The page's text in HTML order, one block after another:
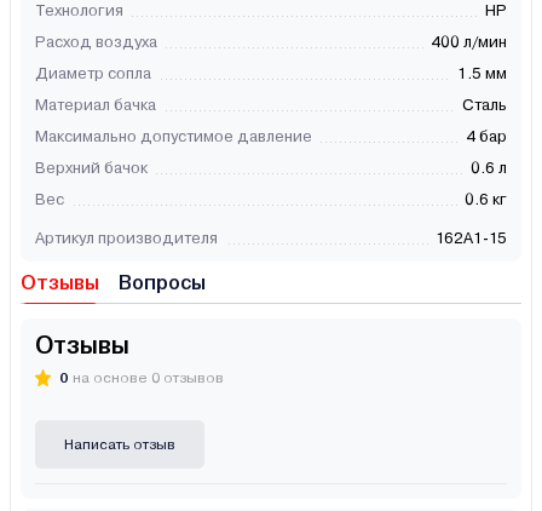
Технология
HP
Расход воздуха
400 л/мин
Диаметр сопла
1.5 мм
Материал бачка
Сталь
Максимально допустимое давление
4 бар
Верхний бачок
0.6 л
Вес
0.6 кг
Артикул производителя 162A1-15
Отзывы Вопросы
Отзывы
0 на основе 0 отзывов
Написать отзыв